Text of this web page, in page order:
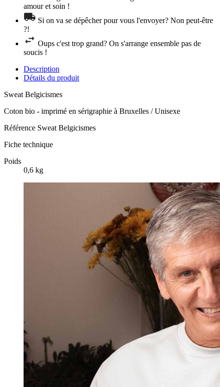
amour et soin !
Si on va se dépêcher pour vous l'envoyer? Non peut-être
?!
Oups c'est trop grand? On s'arrange ensemble pas de
soucis !
Description
Détails du produit
Sweat Belgicismes
Coton bio - imprimé en sérigraphie à Bruxelles / Unisexe
Référence Sweat Belgicismes
Fiche technique
Poids
0,6 kg